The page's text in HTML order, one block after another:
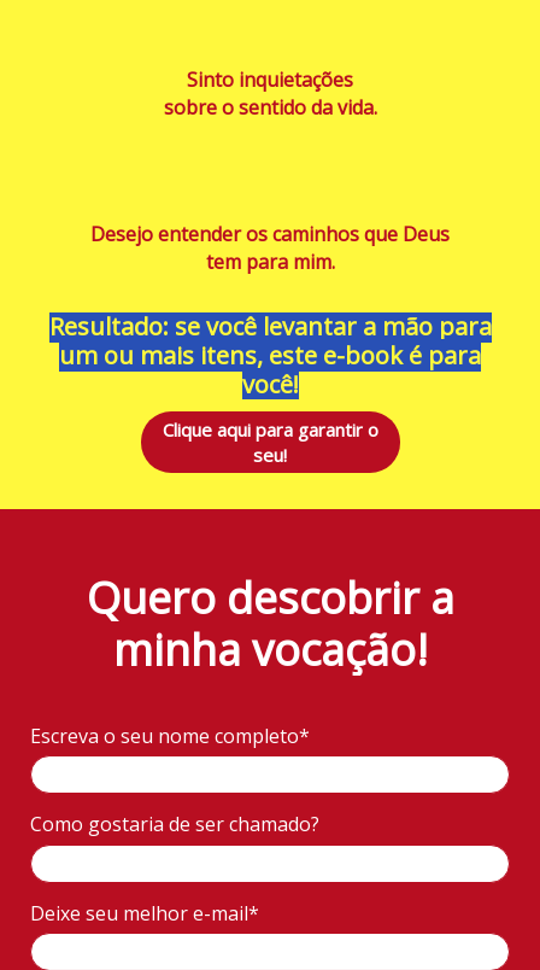
Sinto inquietações
sobre o sentido da vida.
Desejo entender os caminhos que Deus
tem para mim.
Resultado: se você levantar a mão para
um ou mais itens, este e-book é para
você!
Clique aqui para garantir o
seu!
Quero descobrir a
minha vocação!
Escreva o seu nome completo*
Como gostaria de ser chamado?
Deixe seu melhor e-mail*